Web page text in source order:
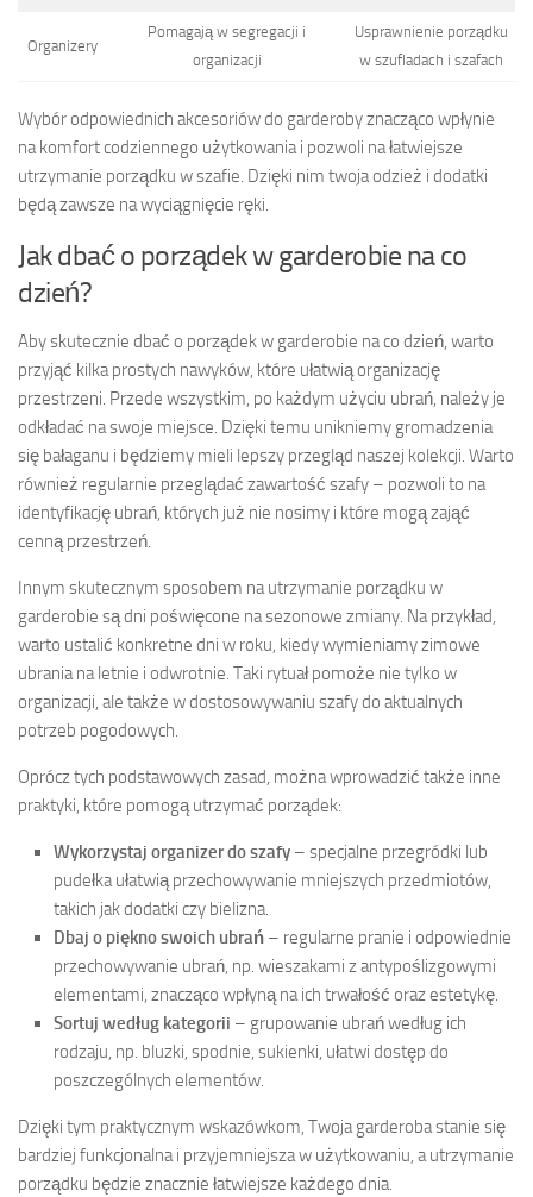
Organizery
Pomagają w segregacji i
organizacji
Usprawnienie porządku
w szufladach i szafach
Wybór odpowiednich akcesoriów do garderoby znacząco wpłynie
na komfort codziennego użytkowania i pozwoli na łatwiejsze
utrzymanie porządku w szafie. Dzięki nim twoja odzież i dodatki
będą zawsze na wyciągnięcie ręki.
Jak dbać o porządek w garderobie na co
dzień?
Aby skutecznie dbać o porządek w garderobie na co dzień, warto
przyjąć kilka prostych nawyków, które ułatwią organizację
przestrzeni. Przede wszystkim, po każdym użyciu ubrań, należy je
odkładać na swoje miejsce. Dzięki temu unikniemy gromadzenia
się bałaganu i będziemy mieli lepszy przegląd naszej kolekcji. Warto
również regularnie przeglądać zawartość szafy – pozwoli to na
identyfikację ubrań, których już nie nosimy i które mogą zająć
cenną przestrzeń.
Innym skutecznym sposobem na utrzymanie porządku w
garderobie są dni poświęcone na sezonowe zmiany. Na przykład,
warto ustalić konkretne dni w roku, kiedy wymieniamy zimowe
ubrania na letnie i odwrotnie. Taki rytuał pomoże nie tylko w
organizacji, ale także w dostosowywaniu szafy do aktualnych
potrzeb pogodowych.
Oprócz tych podstawowych zasad, można wprowadzić także inne
praktyki, które pomogą utrzymać porządek:
Wykorzystaj organizer do szafy – specjalne przegródki lub
pudełka ułatwią przechowywanie mniejszych przedmiotów,
takich jak dodatki czy bielizna.
Dbaj o piękno swoich ubrań – regularne pranie i odpowiednie
przechowywanie ubrań, np. wieszakami z antypoślizgowymi
elementami, znacząco wpłyną na ich trwałość oraz estetykę.
Sortuj według kategorii – grupowanie ubrań według ich
rodzaju, np. bluzki, spodnie, sukienki, ułatwi dostęp do
poszczególnych elementów.
Dzięki tym praktycznym wskazówkom, Twoja garderoba stanie się
bardziej funkcjonalna i przyjemniejsza w użytkowaniu, a utrzymanie
porządku będzie znacznie łatwiejsze każdego dnia.